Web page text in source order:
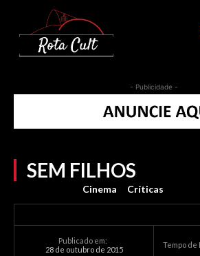
- Publicidade -
SEM FILHOS
Cinema Críticas
Publicado em:
28 de outubro de 2015
Tempo de